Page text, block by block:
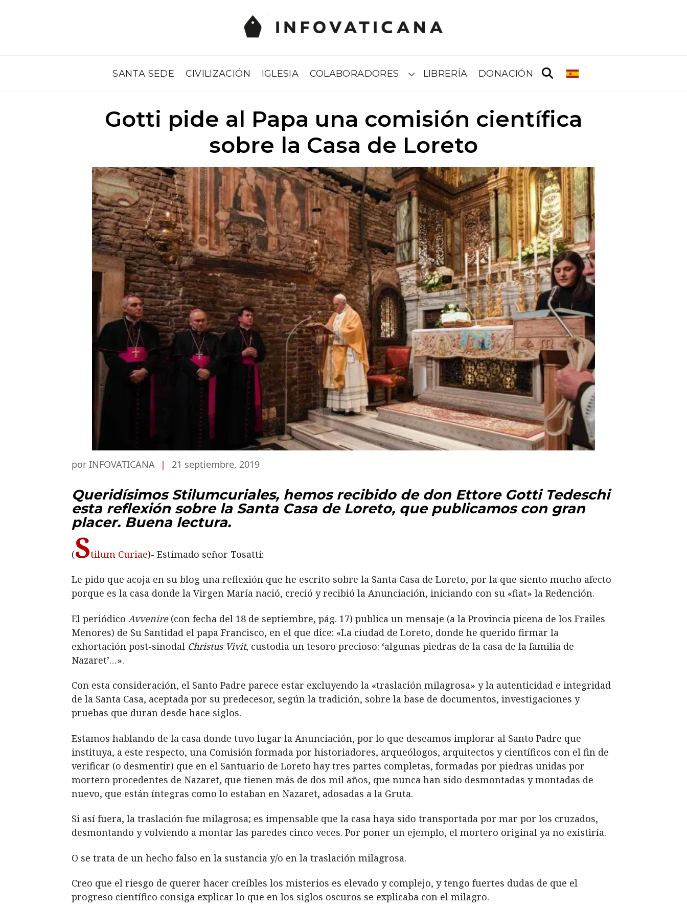
SANTA SEDE CIVILIZACIÓN IGLESIA COLABORADORES Submenú
LIBRERÍA DONACIÓN
Gotti pide al Papa una comisión científica
sobre la Casa de Loreto
por INFOVATICANA | 21 septiembre, 2019
Queridísimos Stilumcuriales, hemos recibido de don Ettore Gotti Tedeschi
esta reflexión sobre la Santa Casa de Loreto, que publicamos con gran
placer. Buena lectura.
(Stilum Curiae)- Estimado señor Tosatti:
Le pido que acoja en su blog una reflexión que he escrito sobre la Santa Casa de Loreto, por la que siento mucho afecto
porque es la casa donde la Virgen María nació, creció y recibió la Anunciación, iniciando con su «fiat» la Redención.
El periódico Avvenire(con fecha del 18 de septiembre, pág. 17) publica un mensaje (a la Provincia picena de los Frailes
Menores) de Su Santidad el papa Francisco, en el que dice: «La ciudad de Loreto, donde he querido firmar la
exhortación post-sinodal Christus Vivit, custodia un tesoro precioso: ‘algunas piedras de la casa de la familia de
Nazaret’…».
Con esta consideración, el Santo Padre parece estar excluyendo la «traslación milagrosa» y la autenticidad e integridad
de la Santa Casa, aceptada por su predecesor, según la tradición, sobre la base de documentos, investigaciones y
pruebas que duran desde hace siglos.
Estamos hablando de la casa donde tuvo lugar la Anunciación, por lo que deseamos implorar al Santo Padre que
instituya, a este respecto, una Comisión formada por historiadores, arqueólogos, arquitectos y científicos con el fin de
verificar (o desmentir) que en el Santuario de Loreto hay tres partes completas, formadas por piedras unidas por
mortero procedentes de Nazaret, que tienen más de dos mil años, que nunca han sido desmontadas y montadas de
nuevo, que están íntegras como lo estaban en Nazaret, adosadas a la Gruta.
Si así fuera, la traslación fue milagrosa; es impensable que la casa haya sido transportada por mar por los cruzados,
desmontando y volviendo a montar las paredes cinco veces. Por poner un ejemplo, el mortero original ya no existiría.
O se trata de un hecho falso en la sustancia y/o en la traslación milagrosa.
Creo que el riesgo de querer hacer creíbles los misterios es elevado y complejo, y tengo fuertes dudas de que el
progreso científico consiga explicar lo que en los siglos oscuros se explicaba con el milagro.